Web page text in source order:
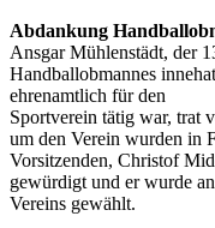
Abdankung
Ansgar Mühlenstädt, der
Handballobmannes
ehrenamtlich für den
Sportverein tätig war, trat
um den Verein wurden in
Vorsitzenden, Christof
gewürdigt und er wurde
Vereins gewählt.